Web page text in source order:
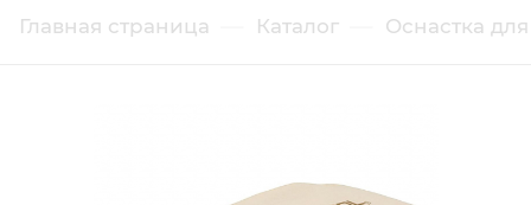
Главная страница Каталог Оснастка